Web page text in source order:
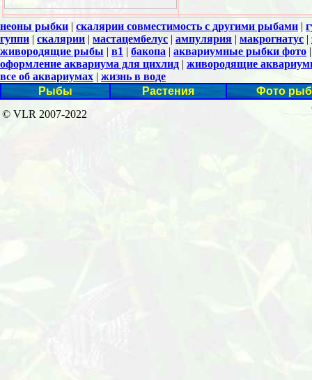
неоны рыбки | скалярии совместимость с другими рыбами |
гуппи | скалярии | мастацембелус | ампулярия | макрогнатус |
живородящие рыбы | в1 | бакопа | аквариумные рыбки фото
оформление аквариума для цихлид | живородящие
все об аквариумах | жизнь в воде
Рыбы
Растения
Фото рыб
© VLR 2007-2022